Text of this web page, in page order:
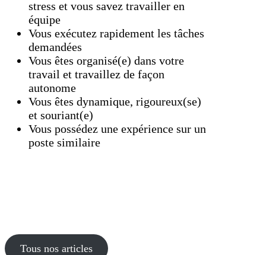
stress et vous savez travailler en
équipe
Vous exécutez rapidement les tâches
demandées
Vous êtes organisé(e) dans votre
travail et travaillez de façon
autonome
Vous êtes dynamique, rigoureux(se)
et souriant(e)
Vous possédez une expérience sur un
poste similaire
Tous nos articles